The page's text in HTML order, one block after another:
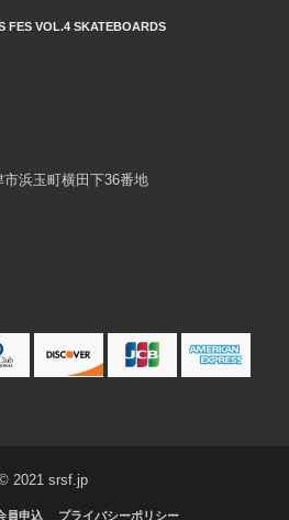
FES VOL.4 SKATEBOARDS
浜玉町横田下36番地
2021 srsf.jp
員申込 プライバシーポリシー